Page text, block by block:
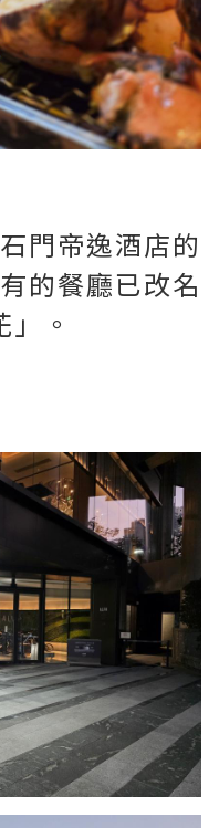
門帝逸酒店的
的餐廳已改名
。